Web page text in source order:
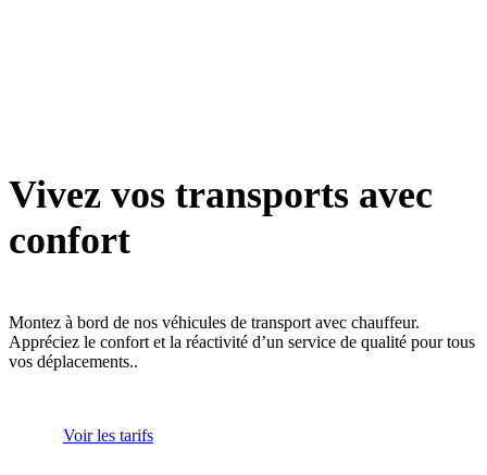
Vivez vos transports avec
confort
Montez à bord de nos véhicules de transport avec chauffeur.
Appréciez le confort et la réactivité d’un service de qualité pour tous
vos déplacements..
Voir les tarifs